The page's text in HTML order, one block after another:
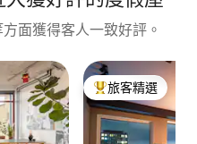
面獲得客人一致好評。
旅客精選榜首
旅客精選